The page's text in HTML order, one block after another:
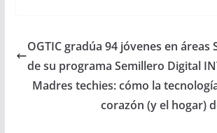
OGTIC gradúa 94 jóvenes en áreas
de su programa Semillero Digital
Madres techies: cómo la
corazón (y el hogar)